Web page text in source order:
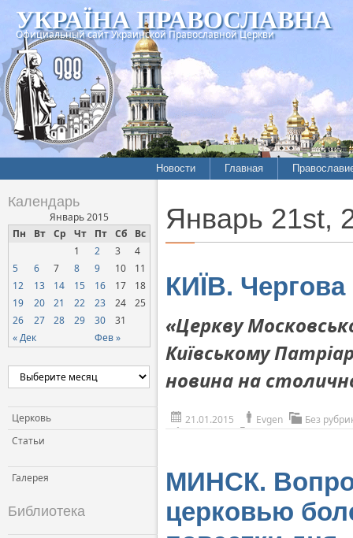
УКРАЇНА ПРАВОСЛАВНА
Официальный сайт Украинской Православной Церкви
Новости Главная
Календарь
Январь 2015
Пн
Вт Ср Чт Пт Сб Вс
« Дек Фев »
1 2 3
4
5
6 7 8 9 10
11
12
13 14 15 16 17
18
19
20 21 22 23 24
25
26
27 28 29 30 31
Церковь
Статьи
Галерея
Библиотека
Январь 21st,
КИЇВ.
«Церкву
Київському
новина на
21.01.2015 Evgen Без
МИНСК.
церковью